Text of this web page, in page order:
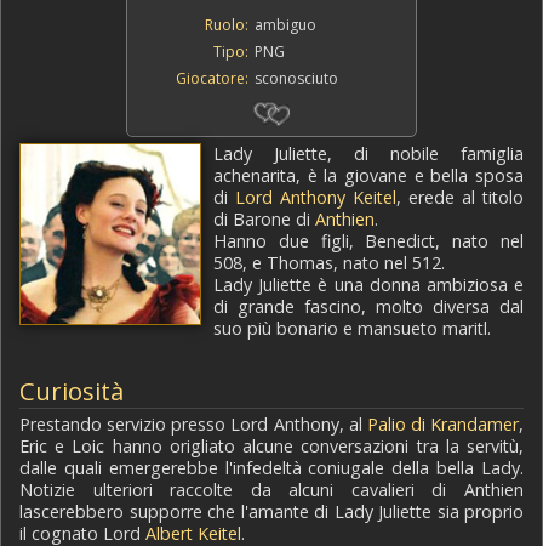
Ruolo: ambiguo
Tipo: PNG
Giocatore: sconosciuto
Lady Juliette, di nobile famiglia
achenarita, è la giovane e bella sposa
di Lord Anthony Keitel, erede al titolo
di Barone di Anthien.
Hanno due figli, Benedict, nato nel
508, e Thomas, nato nel 512.
Lady Juliette è una donna ambiziosa e
di grande fascino, molto diversa dal
suo più bonario e mansueto maritl.
Curiosità
Prestando servizio presso Lord Anthony, al Palio di Krandamer,
Eric e Loic hanno origliato alcune conversazioni tra la servitù,
dalle quali emergerebbe l'infedeltà coniugale della bella Lady.
Notizie ulteriori raccolte da alcuni cavalieri di Anthien
lascerebbero supporre che l'amante di Lady Juliette sia proprio
il cognato Lord Albert Keitel.